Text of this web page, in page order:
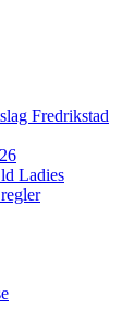
Fredrikstad
Ladies